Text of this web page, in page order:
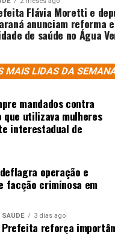
não admite
está garantida. A
ditadura, sabe bem o que
que alguém possa
uma manifestação da
um crime de injúria,
o Estado
tecnologia
governo, o advogado-
das big techs, ou
Flávia Moretti e
anunciam reforma
de saúde no Água
MAIS LIDAS DA
mandados contra
utilizava mulheres
interestadual de
operação e
facção criminosa em
SAÚDE 3 dias ago
Prefeita reforça